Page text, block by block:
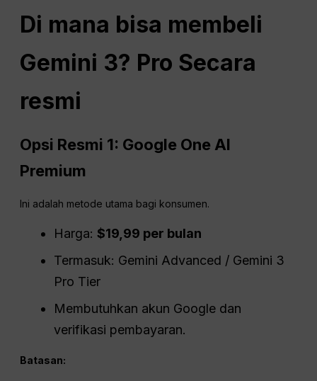
Di mana bisa membeli
Gemini 3? Pro Secara
resmi
Opsi Resmi 1: Google One AI
Premium
Ini adalah metode utama bagi konsumen.
Harga:$19,99 per bulan
Termasuk: Gemini Advanced / Gemini 3
Pro Tier
Membutuhkan akun Google dan
verifikasi pembayaran.
Batasan: